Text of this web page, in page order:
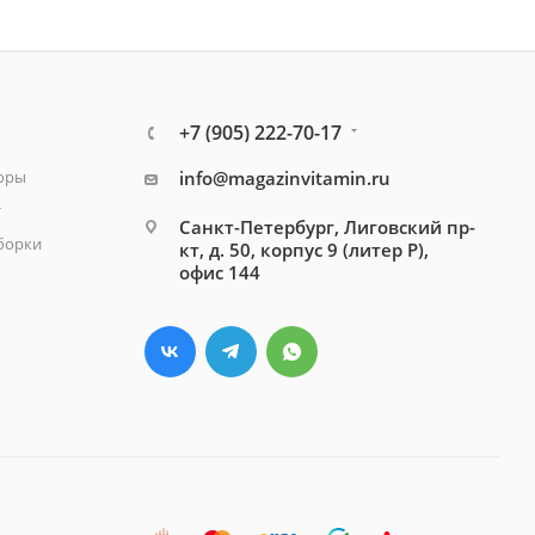
+7 (905) 222-70-17
info@magazinvitamin.ru
Санкт-Петербург, Лиговский пр-
кт, д. 50, корпус 9 (литер Р),
офис 144